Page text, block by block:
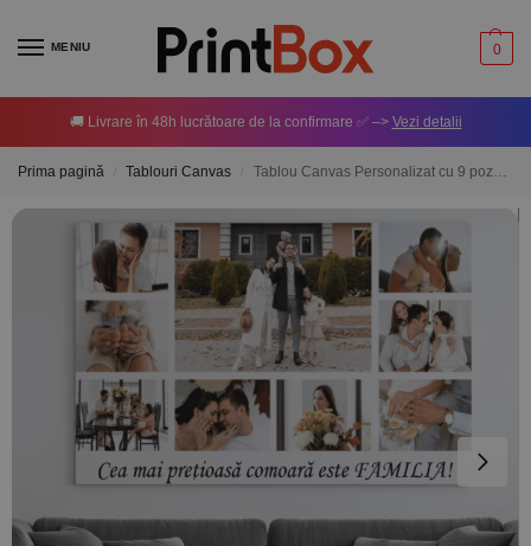
MENIU 0
🚚 Livrare în 48h lucrătoare de la confirmare ✅ –> Vezi detalii
Prima pagină Tablouri Canvas Tablou Canvas Personalizat cu 9 poze și mesaj